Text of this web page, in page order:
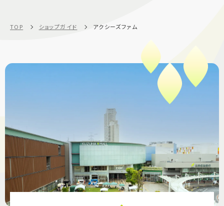
TOP ショップガイド アクシーズファム